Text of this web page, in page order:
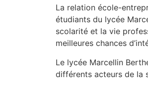
La relation école-
étudiants du lycée
scolarité et la vie
meilleures chances
Le lycée Marcellin
différents acteurs de la